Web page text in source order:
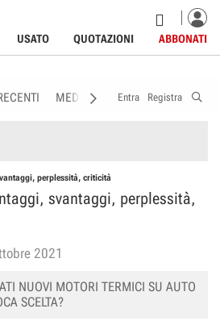
USATO QUOTAZIONI ABBONATI
MEDIA MEMBRI
Entra Registra
perplessità, criticità
svantaggi, perplessità,
2021
NUOVI MOTORI TERMICI SU AUTO
SCELTA?